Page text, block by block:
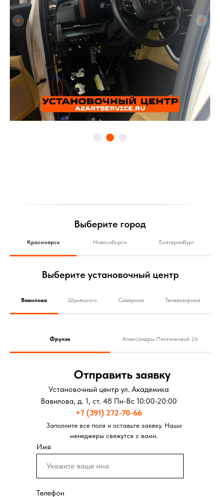
Выберите город
Красноярск Новосибирск Екатеринбург
Выберите установочный центр
Вавилова Шумяцкого Северная Телевизорная
Фрунзе Александры Плотниковой 26
Имя
Телефон
Отправить заявку
Установочный центр ул. Академика
Вавилова, д. 1, ст. 48 Пн-Вс 10:00-20:00
+7 (391) 272-70-66
Заполните все поля и оставьте заявку. Наши
менеджеры свяжутся с вами.